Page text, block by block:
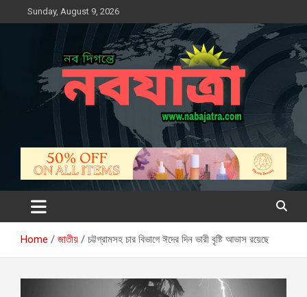
to
Sunday, August 9, 2026
নবযাত্রা
সম্ভাবনার নতুন দিগন্ত
Home জাতীয় চট্টগ্রামসহ চার বিভাগে ঈদের দিন ভারী বৃষ্টি আভাস রয়েছে